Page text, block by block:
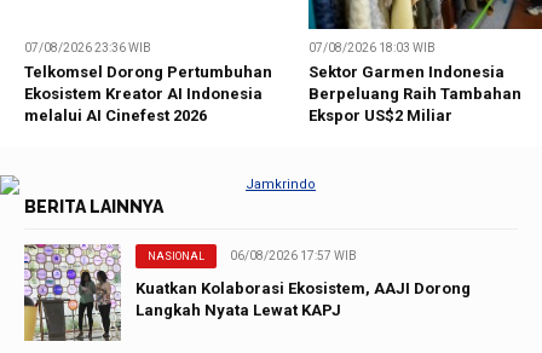
07/08/2026 23:36 WIB
Telkomsel Dorong Pertumbuhan
Ekosistem Kreator AI Indonesia
melalui AI Cinefest 2026
07/08/2026 18:03 WIB
Sektor Garmen Indonesia
Berpeluang Raih Tambahan
Ekspor US$2 Miliar
BERITA LAINNYA
NASIONAL 06/08/2026 17:57 WIB
Kuatkan Kolaborasi Ekosistem, AAJI Dorong
Langkah Nyata Lewat KAPJ